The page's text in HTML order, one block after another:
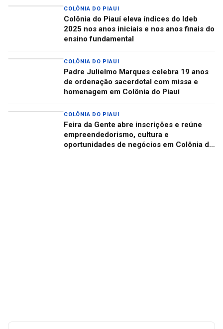
COLÔNIA DO PIAUI
Colônia do Piauí eleva índices do Ideb
2025 nos anos iniciais e nos anos finais do
ensino fundamental
COLÔNIA DO PIAUI
Padre Julielmo Marques celebra 19 anos
de ordenação sacerdotal com missa e
homenagem em Colônia do Piauí
COLÔNIA DO PIAUI
Feira da Gente abre inscrições e reúne
empreendedorismo, cultura e
oportunidades de negócios em Colônia do